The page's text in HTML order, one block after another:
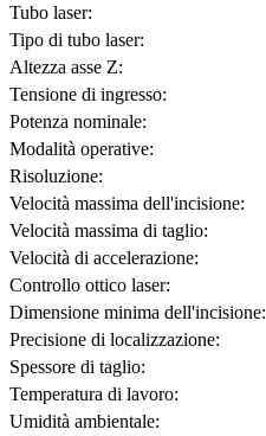
Tubo laser:
Tipo di tubo laser:
Altezza asse Z:
Tensione di ingresso:
Potenza nominale:
Modalità operative:
Risoluzione:
Velocità massima dell'incisione:
Velocità massima di taglio:
Velocità di accelerazione:
Controllo ottico laser:
Dimensione minima dell'incisione:
Precisione di localizzazione:
Spessore di taglio:
Temperatura di lavoro:
Umidità ambientale: